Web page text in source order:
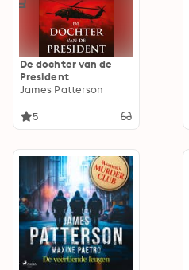
De dochter van de
President
James Patterson
5